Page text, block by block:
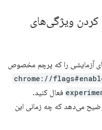
ویژگی‌های
آزمایشی را که پرچم مخصوص
chrome://
فعال کنید.
می‌دهد که چه زمانی این